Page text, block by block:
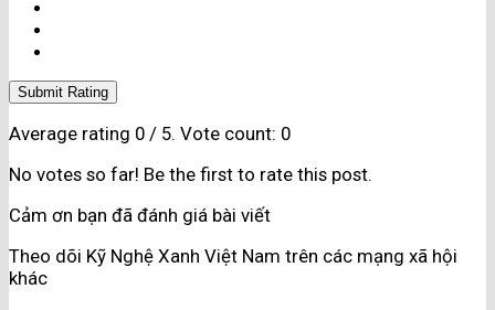
Submit Rating
Average rating 0 / 5. Vote count: 0
No votes so far! Be the first to rate this post.
Cảm ơn bạn đã đánh giá bài viết
Theo dõi Kỹ Nghệ Xanh Việt Nam trên các mạng xã hội
khác